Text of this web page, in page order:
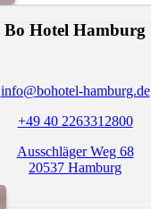
Bo Hotel Hamburg
info@bohotel-hamburg.de
+49 40 2263312800
Ausschläger Weg 68
20537 Hamburg